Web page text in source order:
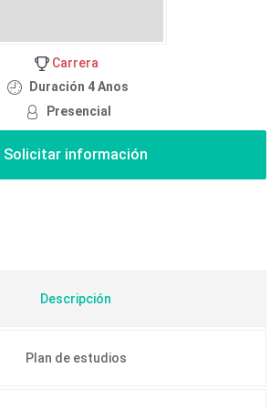
Carrera
Duración 4 Anos
Presencial
Descripción
Plan de estudios